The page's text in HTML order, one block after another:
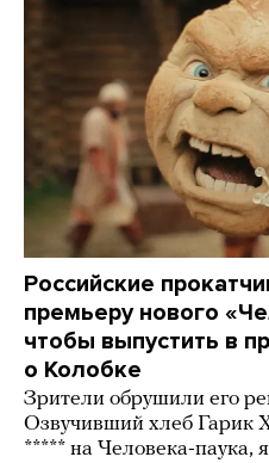
Российские
премьеру нового
чтобы выпустить в
о Колобке
Зрители обрушили его
Озвучивший хлеб Гарик
***** на Человека-паука,